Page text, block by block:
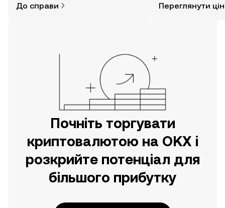
за допомогою застосунку OKX для
До справи Переглянути
Почніть торгувати
криптовалютою на OKX і
розкрийте потенціал для
більшого прибутку